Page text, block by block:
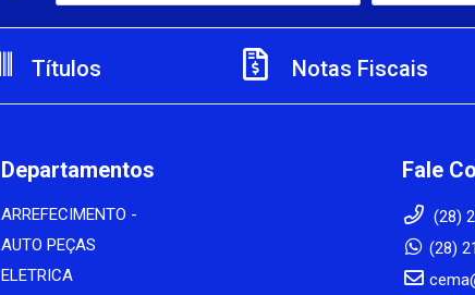
Títulos Notas Fiscais
Departamentos
ARREFECIMENTO -
AUTO PEÇAS
ELETRICA
Fale
(28)
(28)